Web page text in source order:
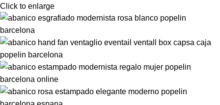
Click to enlarge